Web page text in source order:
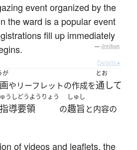
event organized by the
the ward is a popular event
fill up immediately
— Jreibun
Details ▸
が
やリーフレットの作成を
とお
通して
うしどうようりょう
導要領 の
しゅし
趣旨と内容の
of videos and leaflets, the